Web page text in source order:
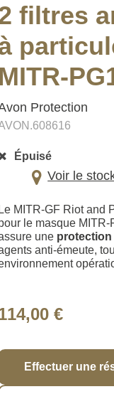
filtres
MITR-
Protection
Épuisé
Voir le
Le MITR-GF Riot and
le masque MITR-
une protection
anti-émeute,
€
Effectuer une